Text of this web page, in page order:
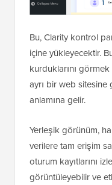
Bu, Clarity kontrol
içine yükleyecektir.
kurduklarını
ayrı bir web
anlamına gelir.
Yerleşik görünüm,
verilere tam erişim
oturum kayıtlarını
görüntüleyebilir ve